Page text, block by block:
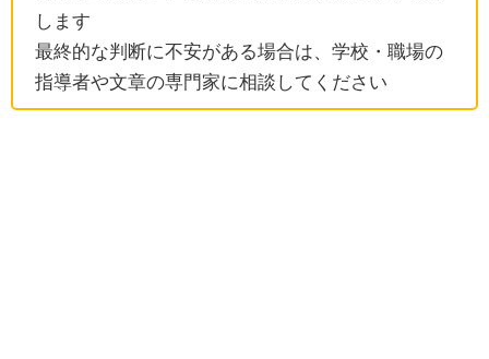
します
最終的な判断に不安がある場合は、学校・職場の
指導者や文章の専門家に相談してください